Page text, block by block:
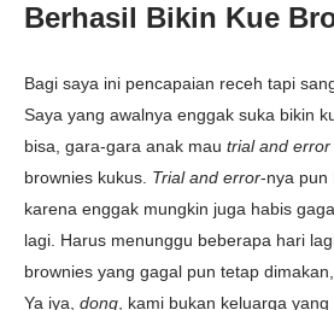
Berhasil Bikin Kue
Bagi saya ini pencapaian receh tapi
Saya yang awalnya enggak suka bikin
bisa, gara-gara anak mau trial and error
brownies kukus. Trial and error-nya pun
karena enggak mungkin juga habis
lagi. Harus menunggu beberapa hari
brownies yang gagal pun tetap
Ya iya, dong , kami bukan keluarga